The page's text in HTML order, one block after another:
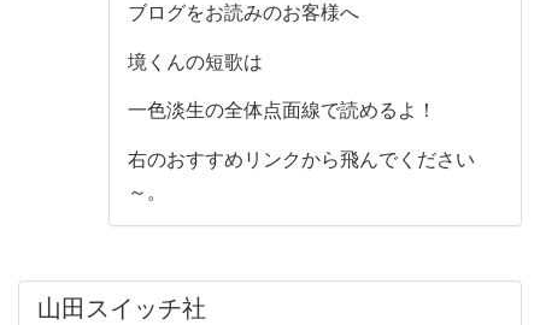
ブログをお読みのお客様へ
境くんの短歌は
一色淡生の全体点面線で読めるよ！
右のおすすめリンクから飛んでください
～。
山田スイッチ社